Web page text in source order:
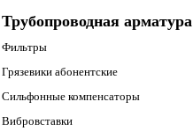
Трубопроводная арматура
Фильтры
Грязевики абонентские
Сильфонные компенсаторы
Вибровставки